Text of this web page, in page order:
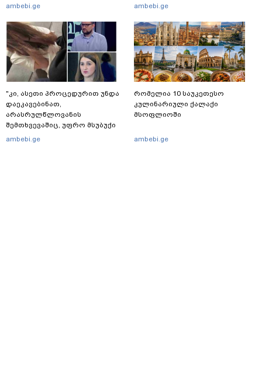
გადაწყვიტა ბაგრატიონთა
გამოცდებზე გასვლა
ambebi.ge
"კი, ასეთი პროცედურით უნდა
დაეკავებინათ,
არასრულწლოვანის
შემთხვევაშიც, უფრო მსუბუქი
ვარიანტი ძნელი
ambebi.ge
ვიდეომასალის გავრცელების
ავრცელებს
ambebi.ge
რომელია 10 საუკეთესო
კულინარიული ქალაქი
მსოფლიოში
ambebi.ge